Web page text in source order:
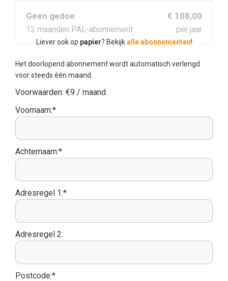
Geen gedoe
12 maanden PAL-abonnement
€ 108,00
per jaar
Liever ook op papier? Bekijkalle abonnementen!
Het doorlopend abonnement wordt automatisch verlengd
voor steeds één maand.
Voorwaarden: €9 / maand
Voornaam:*
Achternaam:*
Adresregel 1:*
Adresregel 2:
Postcode:*